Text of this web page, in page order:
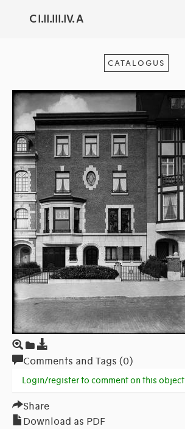
C I.II.III.IV. A
CATALOGUS
Comments and Tags (0)
Login/register to comment on this object
Share
Download as PDF